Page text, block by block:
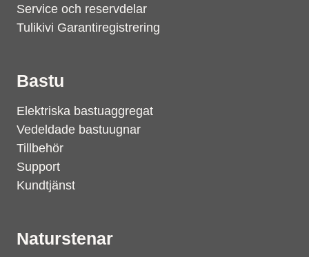
Service och reservdelar
Tulikivi Garantiregistrering
Bastu
Elektriska bastuaggregat
Vedeldade bastuugnar
Tillbehör
Support
Kundtjänst
Naturstenar